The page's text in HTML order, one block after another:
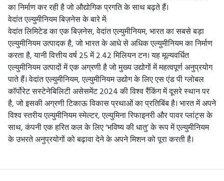
का निर्माण कर रही है जो औद्योगिक प्रगति के साथ बढ़ते हैं।
वेदांत एल्युमीनियम बिज़नेस के बारे में:
वेदांत लिमिटेड का एक बिज़नेस, वेदांत एल्युमीनियम, भारत का सबसे बड़ा
एल्युमीनियम उत्पादक है, जो भारत के आधे से अधिक एल्युमीनियम का निर्माण
करता है, यानी वित्तीय वर्ष 25 में 2.42 मिलियन टन। यह मूल्यवर्धित
एल्युमीनियम उत्पादों में एक अग्रणी है जो मुख्य उद्योगों में महत्वपूर्ण अनुप्रयोग
पाते हैं। वेदांत एल्युमीनियम, एल्युमीनियम उद्योग के लिए एस एंड पी ग्लोबल
कॉर्पोरेट सस्टेनेबिलिटी असेसमेंट 2024 की विश्व रैंकिंग में दूसरे स्थान पर
है, जो इसकी अग्रणी टिकाऊ विकास प्रथाओं का प्रतिबिंब है। भारत में अपने
विश्व स्तरीय एल्युमीनियम स्मेल्टर, एल्युमिना रिफाइनरी और पावर प्लांट्स के
साथ, कंपनी एक हरित कल के लिए ‘भविष्य की धातु’ के रूप में एल्युमीनियम
के उभरते अनुप्रयोगों को बढ़ावा देने के अपने मिशन को पूरा करती है।